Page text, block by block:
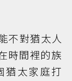
不對猶太人
時間裡的族
猶太家庭打